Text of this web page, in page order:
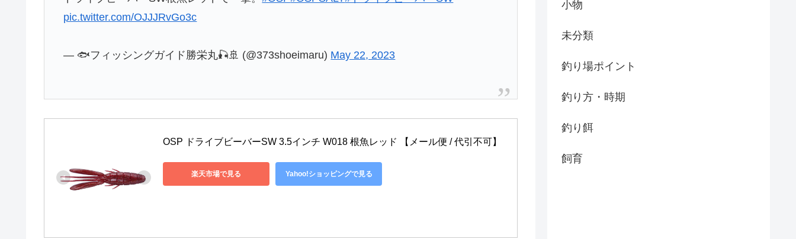
pic.twitter.com/OJJJRvGo3c
— 🐟️フィッシングガイド勝栄丸🎣🚢 (@373shoeimaru) May 22, 2023
OSP ドライブビーバーSW 3.5インチ W018 根魚レッド 【メール便 / 代引不可】
楽天市場で見る Yahoo!ショッピングで見る
小物
未分類
釣り場ポイント
釣り方・時期
釣り餌
飼育